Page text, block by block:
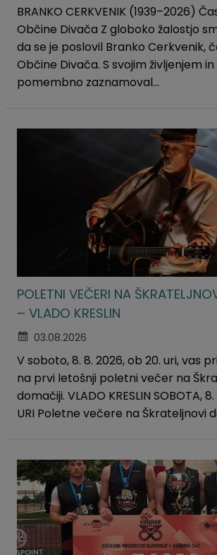
BRANKO CERKVENIK (1939–2026)
Občine Divača Z globoko žalostjo
da se je poslovil Branko Cerkvenik,
Občine Divača. S svojim življenjem
pomembno zaznamoval...
POLETNI VEČERI NA
– VLADO KRESLIN
03.08.2026
V soboto, 8. 8. 2026, ob 20. uri, vas
na prvi letošnji poletni večer na
domačiji. VLADO KRESLIN SOBOTA,
URI Poletne večere na Škrateljnovi